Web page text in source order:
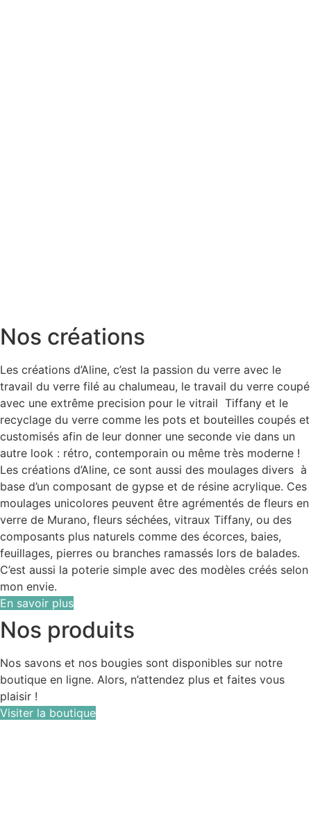
Nos créations
Les créations d’Aline, c’est la passion du verre avec le
travail du verre filé au chalumeau, le travail du verre coupé
avec une extrême precision pour le vitrail Tiffany et le
recyclage du verre comme les pots et bouteilles coupés et
customisés afin de leur donner une seconde vie dans un
autre look : rétro, contemporain ou même très moderne !
Les créations d’Aline, ce sont aussi des moulages divers à
base d’un composant de gypse et de résine acrylique. Ces
moulages unicolores peuvent être agrémentés de fleurs en
verre de Murano, fleurs séchées, vitraux Tiffany, ou des
composants plus naturels comme des écorces, baies,
feuillages, pierres ou branches ramassés lors de balades.
C’est aussi la poterie simple avec des modèles créés selon
mon envie.
En savoir plus
Nos produits
Nos savons et nos bougies sont disponibles sur notre
boutique en ligne. Alors, n’attendez plus et faites vous
plaisir !
Visiter la boutique